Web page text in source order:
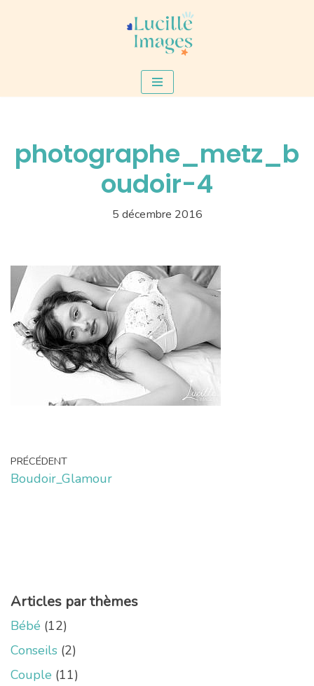
photographe_metz_b
oudoir-4
5 décembre 2016
PRÉCÉDENT
Boudoir_Glamour
Articles par thèmes
Bébé (12)
Conseils (2)
Couple (11)